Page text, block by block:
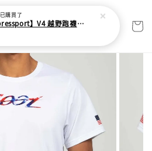
已購買了
瑞士【Compressport】V4 越野跑襪(2024新色)